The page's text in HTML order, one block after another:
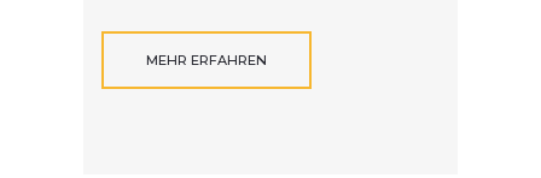
MEHR ERFAHREN